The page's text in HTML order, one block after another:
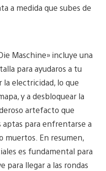
a medida que subes de
Maschine» incluye una
para ayudaros a tu
la electricidad, lo que
y a desbloquear la
artefacto que
aptas para enfrentarse a
muertos. En resumen,
es fundamental para
para llegar a las rondas